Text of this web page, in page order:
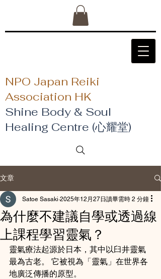
NPO Japan Reiki
Association HK
Shine Body & Soul
Healing Centre (心耀堂)
文章
為什麼不建議自學或透過線
上課程學習靈氣？
Satoe Sasaki 2025年12月27日讀畢需時 2 分鐘
靈氣療法起源於日本，其中以臼井靈氣
最為古老。 它被視為「靈氣」在世界各
地廣泛傳播的原型。